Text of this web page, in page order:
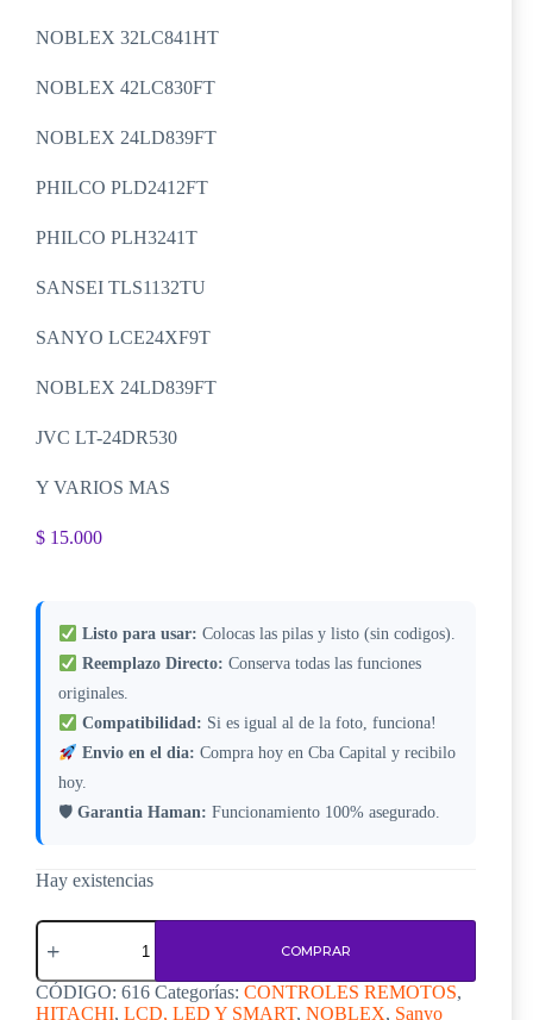
NOBLEX 32LC841HT
NOBLEX 42LC830FT
NOBLEX 24LD839FT
PHILCO PLD2412FT
PHILCO PLH3241T
SANSEI TLS1132TU
SANYO LCE24XF9T
NOBLEX 24LD839FT
JVC LT-24DR530
Y VARIOS MAS
$ 15.000
Listo para usar: Colocas las pilas y listo (sin codigos).
Reemplazo Directo: Conserva todas las funciones
originales.
Compatibilidad: Si es igual al de la foto, funciona!
Envio en el dia: Compra hoy en Cba Capital y recibilo
hoy.
🛡 Garantia Haman: Funcionamiento 100% asegurado.
Hay existencias
Control
Remoto
C616
cantidad
COMPRAR
CÓDIGO: 616 Categorías: CONTROLES REMOTOS,
HITACHI, LCD, LED Y SMART, NOBLEX, Sanyo